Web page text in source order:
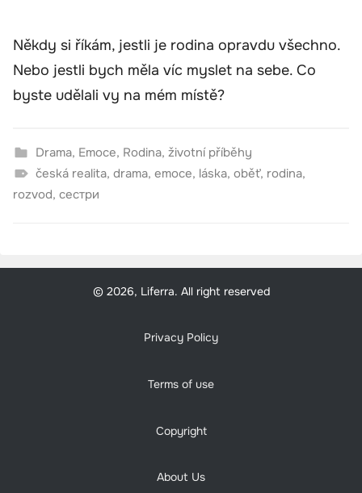
Někdy si říkám, jestli je rodina opravdu všechno.
Nebo jestli bych měla víc myslet na sebe. Co
byste udělali vy na mém místě?
Drama, Emoce, Rodina, životní příběhy
česká realita, drama, emoce, láska, oběť, rodina,
rozvod, сестри
© 2026, Liferra. All right reserved
Privacy Policy
Terms of use
Copyright
About Us